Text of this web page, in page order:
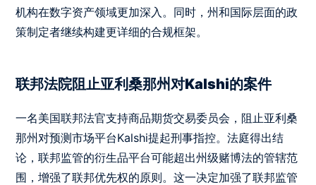
机构在数字资产领域更加深入。同时，州和国际层面的政
策制定者继续构建更详细的合规框架。
联邦法院阻止亚利桑那州对Kalshi的案件
一名美国联邦法官支持商品期货交易委员会，阻止亚利桑
那州对预测市场平台Kalshi提起刑事指控。法庭得出结
论，联邦监管的衍生品平台可能超出州级赌博法的管辖范
围，增强了联邦优先权的原则。这一决定加强了联邦监管